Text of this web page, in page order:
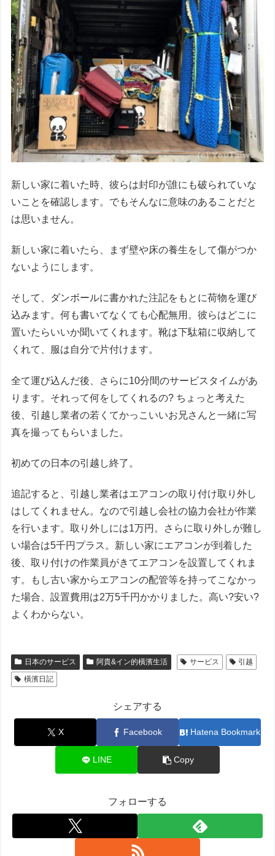
新しい家に着いた時、彼らは封印が誰にも破られていな
いことを確認します。でもそんなに意味のあることだと
は思いません。
新しい家に着いたら、まず壁や床の養生をして傷がつか
ないようにします。
そして、ダンボールに書かれた注記をもとに荷物を運び
込みます。何も書いてなくても心配無用。彼らはどこに
置いたらいいか聞いてくれます。靴は下駄箱に収納して
くれて、服は自分で片付けます。
全て運び込んだ後、さらに10分間のサービスタイムがあ
ります。それって何をしてくれるの? ちょっと考えた
後、引越し業者の若くてかっこいいお兄さんと一緒に写
真を撮ってもらいました。
初めての日本の引越し終了。
追記すると、引越し業者はエアコンの取り付け取り外し
はしてくれません。なので引越し会社の協力会社が作業
を行います。取り外しには1万円。さらに取り外しが難し
い場合は5千円プラス。新しい家にエアコンが到着した
後、取り付けの作業員がきてエアコンを設置してくれま
す。もし古い家からエアコンの配管等を持ってこなかっ
た場合、設置費用は2万5千円かかりました。高い?安い?
よくわからない。
日本のサービス 阿貴&イン的橫濱生活 サービス
引越
橫濱日記
シェアする
X Facebook Hatena Bookmark
LINE Copy
フォローする